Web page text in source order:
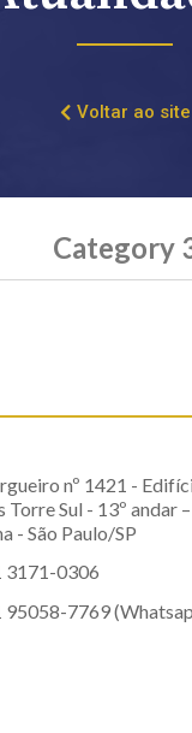
Voltar ao site
Category
nº 1421 -
Sul - 13º andar
- São Paulo/SP
3171-0306
95058-7769